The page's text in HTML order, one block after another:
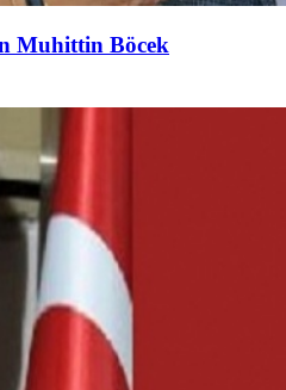
Muhittin Böcek